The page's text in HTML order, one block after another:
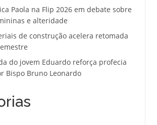
Paola na Flip 2026 em debate sobre
e alteridade
de construção acelera retomada
do jovem Eduardo reforça profecia
Bispo Bruno Leonardo